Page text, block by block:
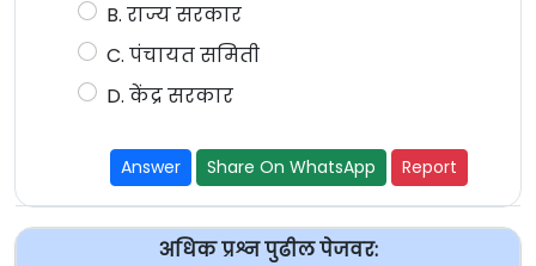
B. राज्य सरकार
C. पंचायत समिती
D. केंद्र सरकार
Answer Share On WhatsApp Report
अधिक प्रश्न पुढील पेजवर: